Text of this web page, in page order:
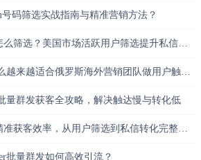
号码筛选实战指南与精准营销方法？
筛选？美国市场活跃用户筛选提升私信回复率
来越适合俄罗斯海外营销团队做用户触达？
量群发获客全攻略，解决触达慢与转化低
获客效率，从用户筛选到私信转化完整解析
批量群发如何高效引流？